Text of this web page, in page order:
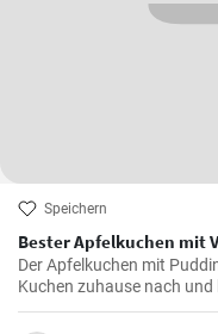
Speichern
Bester Apfelkuchen mit
Der Apfelkuchen mit
Kuchen zuhause nach und
Passend zur Herbstzeit in